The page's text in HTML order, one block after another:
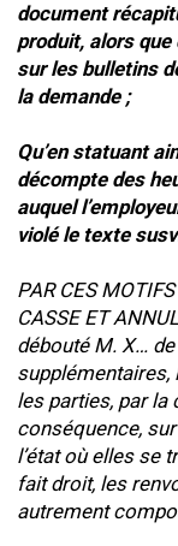
document
produit, alors
sur les bulletins
la demande ;
Qu’en statuant
décompte des
auquel
violé le texte
PAR CES MOTIFS
CASSE ET
débouté M. X…
supplémentaires,
les parties, par la
conséquence,
l’état où elles se
fait droit, les
autrement